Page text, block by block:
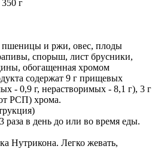
г
пшеницы и ржи, овес, плоды
спорыш, лист брусники,
обогащенная хромом
содержат 9 г прищевых
- 0,9 г, нерастворимых - 8,1 г), 3 г
РСП) хрома.
раза в день до или во время еды.
Нутрикона. Легко жевать,